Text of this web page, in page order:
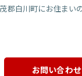
郡白川町にお住まい
お問い合わせ